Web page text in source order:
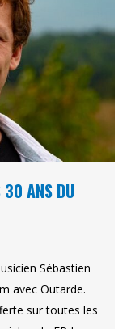
30 ANS DU
Sébastien
avec Outarde.
sur toutes les